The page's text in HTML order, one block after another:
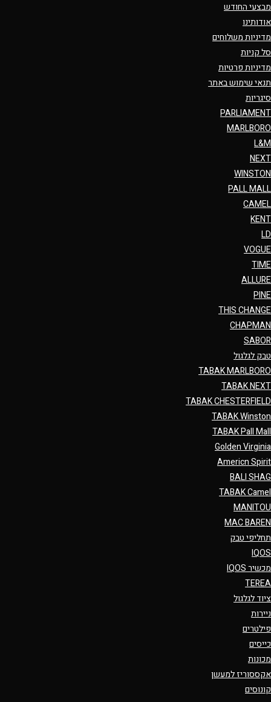
מבצעי החודש
אודותינו
מדיניות משלוחים
סל קניות
מדיניות פרטיות
תנאי שימוש באתר
סיגריות
PARLIAMENT
MARLBORO
L&M
NEXT
WINSTON
PALL MALL
CAMEL
KENT
LD
VOGUE
TIME
ALLURE
PINE
THIS CHANGE
CHAPMAN
SABOR
טבק לגלגול
TABAK MARLBORO
TABAK NEXT
TABAK CHESTERFIELD
TABAK Winston
TABAK Pall Mall
Golden Virginia
Americn Spirit
BALI SHAG
TABAK Camel
MANITOU
MAC BAREN
תחליפי טבק
IQOS
מכשיר IQOS
TEREA
ציוד לגלגול
ניירות
פילטרים
כייסים
מכונות
אקססוריז למעשן
קונוסים